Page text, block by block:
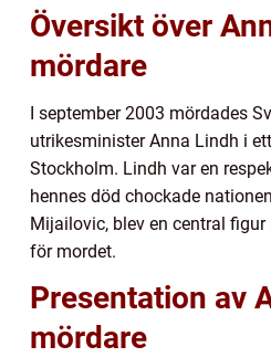
Översikt över
mördare
I september 2003 mördades
utrikesminister Anna Lindh i
Stockholm. Lindh var en
hennes död chockade
Mijailovic, blev en central
för mordet.
Presentation av
mördare